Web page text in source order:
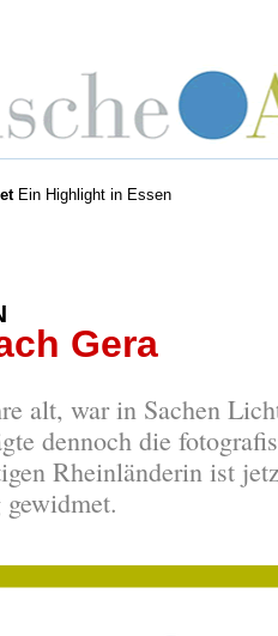
Ein Highlight in Essen
Gera
alt, war in Sachen
dennoch die
Rheinländerin ist